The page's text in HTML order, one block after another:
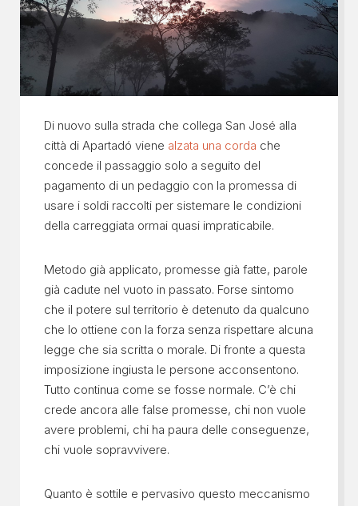
Di nuovo sulla strada che collega San José alla
città di Apartadó viene alzata una corda che
concede il passaggio solo a seguito del
pagamento di un pedaggio con la promessa di
usare i soldi raccolti per sistemare le condizioni
della carreggiata ormai quasi impraticabile.
Metodo già applicato, promesse già fatte, parole
già cadute nel vuoto in passato. Forse sintomo
che il potere sul territorio è detenuto da qualcuno
che lo ottiene con la forza senza rispettare alcuna
legge che sia scritta o morale. Di fronte a questa
imposizione ingiusta le persone acconsentono.
Tutto continua come se fosse normale. C’è chi
crede ancora alle false promesse, chi non vuole
avere problemi, chi ha paura delle conseguenze,
chi vuole sopravvivere.
Quanto è sottile e pervasivo questo meccanismo